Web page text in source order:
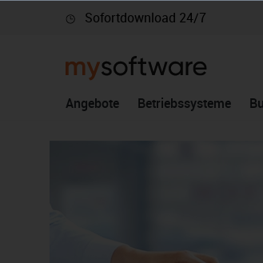
Zur Hauptnavigation springen
Sofortdownload 24/7
Angebote Betriebssysteme